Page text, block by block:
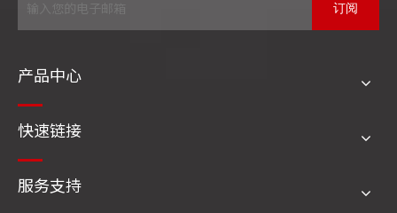
订阅
产品中心
快速链接
服务支持